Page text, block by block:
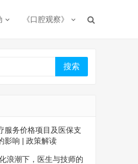
《口腔观察》
搜索
服务价格项目及医保支
影响 | 政策解读
浪潮下，医生与技师的